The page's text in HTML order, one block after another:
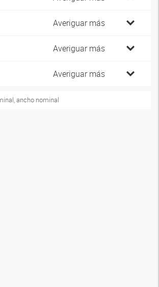
Averiguar más
Averiguar más
Averiguar más
ancho nominal